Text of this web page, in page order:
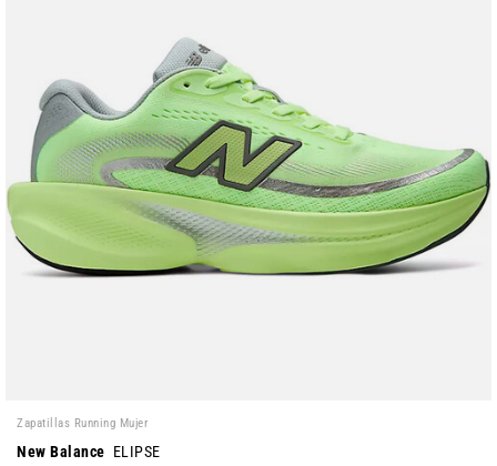
Zapatillas Running Mujer
New Balance ELIPSE